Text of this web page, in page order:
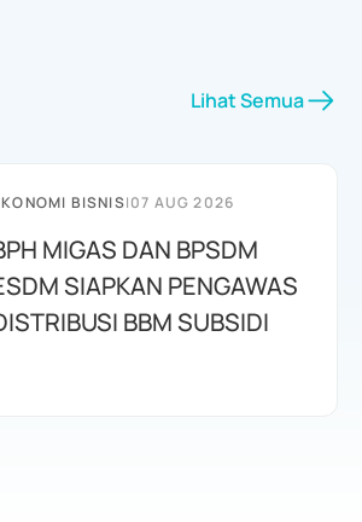
Lihat Semua
BISNIS|07 AUG 2026
MIGAS DAN BPSDM
SIAPKAN PENGAWAS
BBM SUBSIDI